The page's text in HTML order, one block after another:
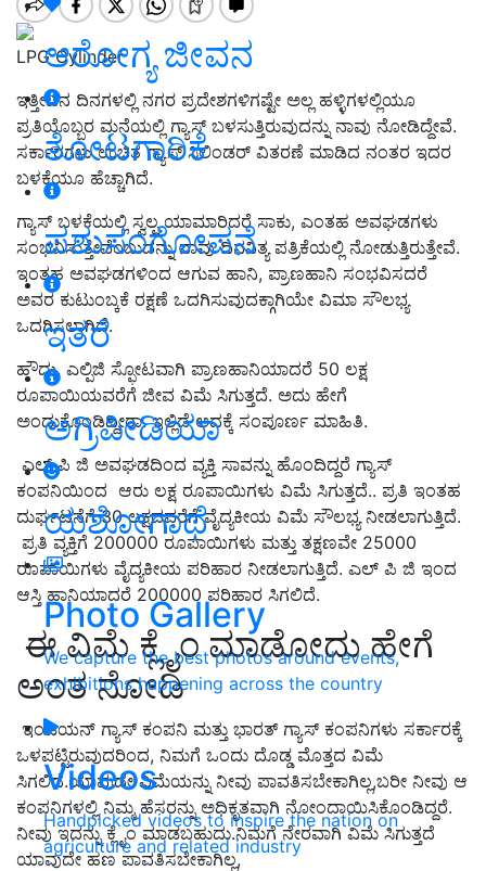
ಆರೋಗ್ಯ ಜೀವನ
ತೋಟಗಾರಿಕೆ
ಪಶುಸಂಗೋಪನೆ
ಇತರೆ
ಅಗ್ರಿಪೀಡಿಯಾ
ಯಶೋಗಾಥೆ
Photo Gallery
We capture the best photos around events,
exhibitions happening across the country
Videos
Handpicked videos to inspire the nation on
agriculture and related industry
LPG Cylinder
ಇತ್ತೀಚಿನ ದಿನಗಳಲ್ಲಿ ನಗರ ಪ್ರದೇಶಗಳಿಗಷ್ಟೇ ಅಲ್ಲ ಹಳ್ಳಿಗಳಲ್ಲಿಯೂ
ಪ್ರತಿಯೊಬ್ಬರ ಮನೆಯಲ್ಲಿ ಗ್ಯಾಸ್ ಬಳಸುತ್ತಿರುವುದನ್ನು ನಾವು ನೋಡಿದ್ದೇವೆ.
ಸರ್ಕಾರಗಳು ಉಚಿತ ಗ್ಯಾಸ್ ಸಿಲಿಂಡರ್ ವಿತರಣೆ ಮಾಡಿದ ನಂತರ ಇದರ
ಬಳಕೆಯೂ ಹೆಚ್ಚಾಗಿದೆ.
ಗ್ಯಾಸ್ ಬಳಕೆಯಲ್ಲಿ ಸ್ವಲ್ಪ ಯಾಮಾರಿದರೆ ಸಾಕು, ಎಂತಹ ಅವಘಡಗಳು
ಸಂಭವಿಸುತ್ತೇವೆಂಬುದನ್ನು ನಾವು ದಿನನಿತ್ಯ ಪತ್ರಿಕೆಯಲ್ಲಿ ನೋಡುತ್ತಿರುತ್ತೇವೆ.
ಇಂತಹ ಅವಘಡಗಳಿಂದ ಆಗುವ ಹಾನಿ, ಪ್ರಾಣಹಾನಿ ಸಂಭವಿಸದರೆ
ಅವರ ಕುಟುಂಬ್ಕಕೆ ರಕ್ಷಣೆ ಒದಗಿಸುವುದಕ್ಗಾಗಿಯೇ ವಿಮಾ ಸೌಲಭ್ಯ
ಒದಗಿಸಲಾಗಿದೆ.
ಹೌದು, ಎಲ್ಪಿಜಿ ಸ್ಫೋಟವಾಗಿ ಪ್ರಾಣಹಾನಿಯಾದರೆ 50 ಲಕ್ಷ
ರೂಪಾಯಿಯವರೆಗೆ ಜೀವ ವಿಮೆ ಸಿಗುತ್ತದೆ. ಅದು ಹೇಗೆ
ಅಂದುಕೊಂಡಿದ್ದೀರಾ. ಇಲ್ಲಿದೆ ಅದಕ್ಕೆ ಸಂಪೂರ್ಣ ಮಾಹಿತಿ.
ಎಲ್ ಪಿ ಜಿ ಅವಘಡದಿಂದ ವ್ಯಕ್ತಿ ಸಾವನ್ನು ಹೊಂದಿದ್ದರೆ ಗ್ಯಾಸ್
ಕಂಪನಿಯಿಂದ ಆರು ಲಕ್ಷ ರೂಪಾಯಿಗಳು ವಿಮೆ ಸಿಗುತ್ತದೆ.. ಪ್ರತಿ ಇಂತಹ
ದುರ್ಘಟನೆಗೆ 30 ಲಕ್ಷದವರೆಗೆ ವೈದ್ಯಕೀಯ ವಿಮೆ ಸೌಲಭ್ಯ ನೀಡಲಾಗುತ್ತಿದೆ.
ಪ್ರತಿ ವ್ಯಕ್ತಿಗೆ 200000 ರೂಪಾಯಿಗಳು ಮತ್ತು ತಕ್ಷಣವೇ 25000
ರೂಪಾಯಿಗಳು ವೈದ್ಯಕೀಯ ಪರಿಹಾರ ನೀಡಲಾಗುತ್ತಿದೆ. ಎಲ್ ಪಿ ಜಿ ಇಂದ
ಆಸ್ತಿ ಹಾನಿಯಾದರೆ 200000 ಪರಿಹಾರ ಸಿಗಲಿದೆ.
ಈ ವಿಮೆ ಕ್ಲೈಂ ಮಾಡೋದು ಹೇಗೆ
ಅಂತ ನೋಡಿ
ಇಂಡಿಯನ್ ಗ್ಯಾಸ್ ಕಂಪನಿ ಮತ್ತು ಭಾರತ್ ಗ್ಯಾಸ್ ಕಂಪನಿಗಳು ಸರ್ಕಾರಕ್ಕೆ
ಒಳಪಟ್ಟಿರುವುದರಿಂದ, ನಿಮಗೆ ಒಂದು ದೊಡ್ಡ ಮೊತ್ತದ ವಿಮೆ
ಸಿಗಲಿದೆ.ಯಾವುದೇ ವಿಮೆಯನ್ನು ನೀವು ಪಾವತಿಸಬೇಕಾಗಿಲ್ಲ,ಬರೀ ನೀವು ಆ
ಕಂಪನಿಗಳಲ್ಲಿ ನಿಮ್ಮ ಹೆಸರನ್ನು ಅಧಿಕೃತವಾಗಿ ನೋಂದಾಯಿಸಿಕೊಂಡಿದ್ದರೆ.
ನೀವು ಇದನ್ನು ಕ್ಲೈಂ ಮಾಡಬಹುದು.ನಿಮಗೆ ನೇರವಾಗಿ ವಿಮೆ ಸಿಗುತ್ತದೆ
ಯಾವುದೇ ಹಣ ಪಾವತಿಸಬೇಕಾಗಿಲ್ಲ,